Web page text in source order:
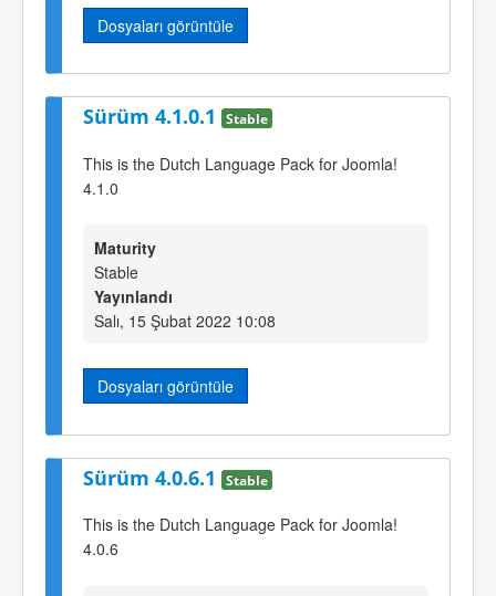
Dosyaları görüntüle
Sürüm 4.1.0.1 Stable
This is the Dutch Language Pack for Joomla!
4.1.0
Maturity
Stable
Yayınlandı
Salı, 15 Şubat 2022 10:08
Dosyaları görüntüle
Sürüm 4.0.6.1 Stable
This is the Dutch Language Pack for Joomla!
4.0.6